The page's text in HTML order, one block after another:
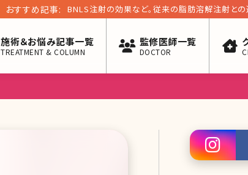
おすすめ記事: BNLS注射の効果など。従来の脂肪溶解注射との
施術＆お悩み記事一覧
TREATMENT & COLUMN
監修医師一覧
DOCTOR